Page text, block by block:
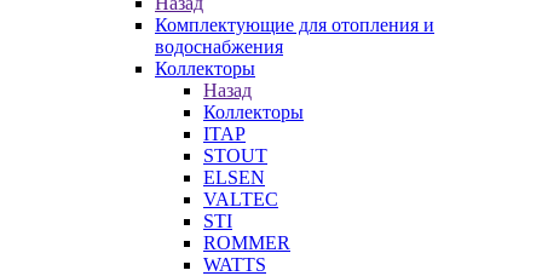
Комплектующие для отопления и
водоснабжения
Коллекторы
Назад
Коллекторы
ITAP
STOUT
ELSEN
VALTEC
STI
ROMMER
WATTS